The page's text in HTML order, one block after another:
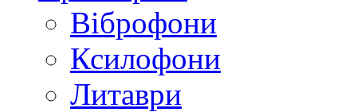
Віброфони
Ксилофони
Литаври